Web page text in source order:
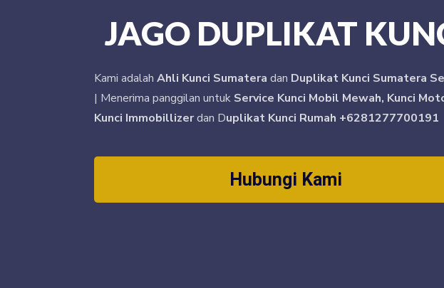
JAGO DUPLIKAT
Kami adalah Ahli Kunci Sumatera dan Duplikat Kunci Sumatera
| Menerima panggilan untuk Service Kunci Mobil Mewah, Kunci
Kunci Immobillizerdan Duplikat Kunci Rumah +6281277700191
Hubungi Kami